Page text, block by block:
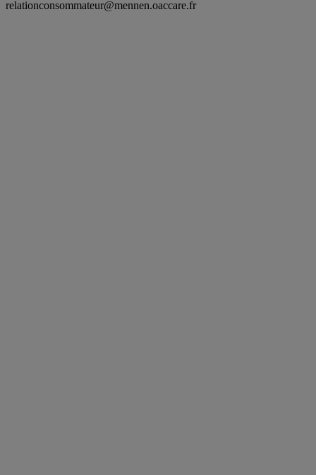
relationconsommateur@mennen.oaccare.fr